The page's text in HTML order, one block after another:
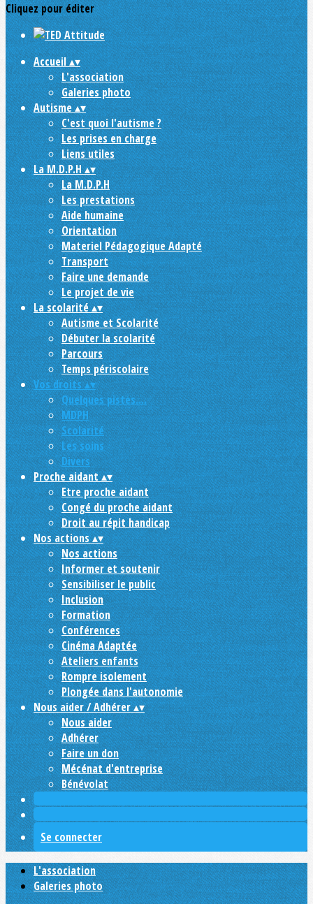
Cliquez pour éditer
Accueil▴▾
L'association
Galeries photo
Autisme▴▾
C'est quoi l'autisme ?
Les prises en charge
Liens utiles
La M.D.P.H▴▾
La M.D.P.H
Les prestations
Aide humaine
Orientation
Materiel Pédagogique Adapté
Transport
Faire une demande
Le projet de vie
La scolarité▴▾
Autisme et Scolarité
Débuter la scolarité
Parcours
Temps périscolaire
Vos droits▴▾
Quelques pistes....
MDPH
Scolarité
Les soins
Divers
Proche aidant▴▾
Etre proche aidant
Congé du proche aidant
Droit au répit handicap
Nos actions▴▾
Nos actions
Informer et soutenir
Sensibiliser le public
Inclusion
Formation
Conférences
Cinéma Adaptée
Ateliers enfants
Rompre isolement
Plongée dans l'autonomie
Nous aider / Adhérer▴▾
Nous aider
Adhérer
Faire un don
Mécénat d'entreprise
Bénévolat
Se connecter
L'association
Galeries photo